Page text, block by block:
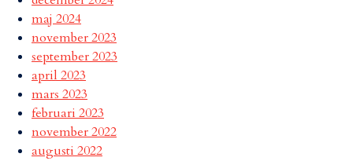
maj 2024
november 2023
september 2023
april 2023
mars 2023
februari 2023
november 2022
augusti 2022